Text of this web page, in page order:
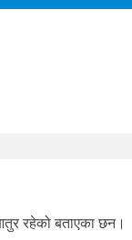
रहेको बताएका छन।